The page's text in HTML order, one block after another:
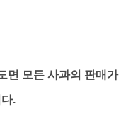
면 모든 사과의 판매가
.